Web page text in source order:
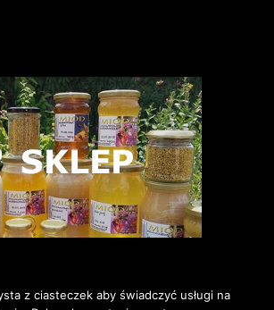
z ciasteczek aby świadczyć usługi na